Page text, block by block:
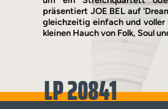
präsentiert JOE BEL auf
gleichzeitig einfach und
kleinen Hauch von Folk, Soul
LP 20841